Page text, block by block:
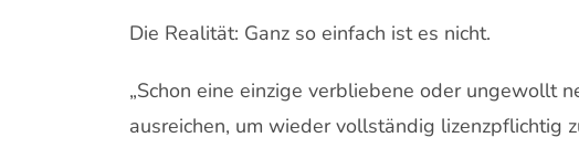
Die Realität: Ganz so einfach ist es nicht.
„Schon eine einzige verbliebene oder ungewollt
ausreichen, um wieder vollständig lizenzpflichtig